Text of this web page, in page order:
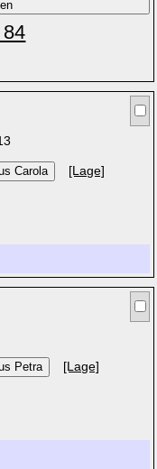
[Lage]
[Lage]